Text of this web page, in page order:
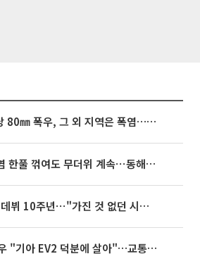
동해안은 시간당 80㎜ 폭우, 그 외 지역은 폭염…‘극과 극 날씨’
[내일 날씨] 폭염 한풀 꺾여도 무더위 계속⋯동해안 이틀 연속 비
임영웅, 어느덧 데뷔 10주년⋯"가진 것 없던 시절, 내 앞엔 20명의 팬뿐"
'굿 윌 헌팅' 배우 "기아 EV2 덕분에 살아"…교통사고 후 안전성 극찬